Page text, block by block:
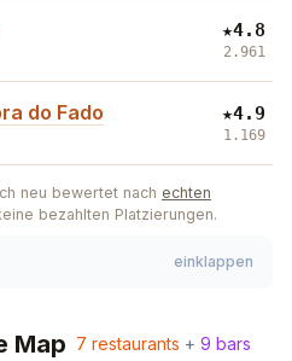
★4.8
2.961
do Fado ★4.9
1.169
neu bewertet nach echten
bezahlten Platzierungen.
einklappen
Map 7 restaurants + 9 bars
3